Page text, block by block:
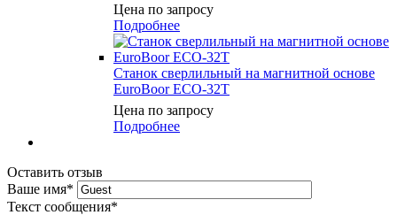
Цена по запросу
Подробнее
Станок сверлильный на магнитной основе
EuroBoor ECO-32T
Цена по запросу
Подробнее
Оставить отзыв
Ваше имя*
Текст сообщения*